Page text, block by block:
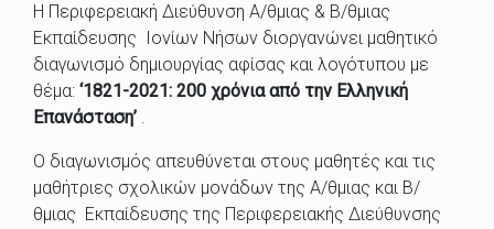
Η Περιφερειακή Διεύθυνση Α/θμιας & Β/θμιας
Εκπαίδευσης Ιονίων Νήσων διοργανώνει μαθητικό
διαγωνισμό δημιουργίας αφίσας και λογότυπου με
θέμα: ‘1821-2021: 200 χρόνια από την Ελληνική
Επανάσταση’ .
Ο διαγωνισμός απευθύνεται στους μαθητές και τις
μαθήτριες σχολικών μονάδων της Α/θμιας και Β/
θμιας Εκπαίδευσης της Περιφερειακής Διεύθυνσης